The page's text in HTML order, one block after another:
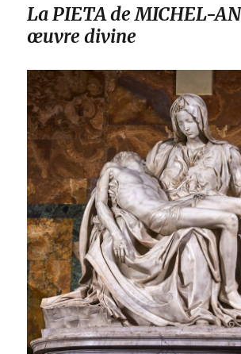
La PIETA de MICHEL-
œuvre divine